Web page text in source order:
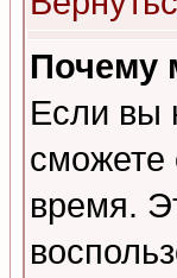
Почему
Если вы
сможете
время.